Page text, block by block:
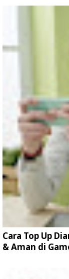
Cara Top Up
& Aman di